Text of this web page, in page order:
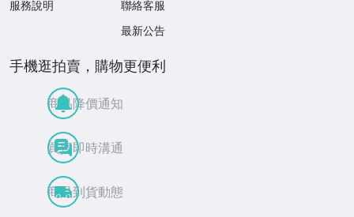
服務說明
聯絡客服
最新公告
手機逛拍賣，購物更便利
商品降價通知
買賣即時溝通
商品到貨動態